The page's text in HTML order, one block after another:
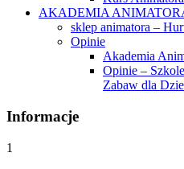
AKADEMIA
sklep animatora –
Opinie
Akademia
Opinie –
Zabaw dla
Informacje
1